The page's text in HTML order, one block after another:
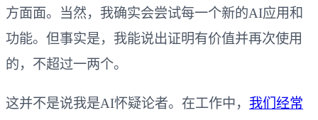
方面面。当然，我确实会尝试每一个新的AI应用和
功能。但事实是，我能说出证明有价值并再次使用
的，不超过一两个。
这并不是说我是AI怀疑论者。在工作中， 我们经常